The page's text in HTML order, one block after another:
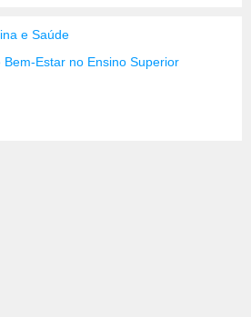
e Saúde
Estar no Ensino Superior